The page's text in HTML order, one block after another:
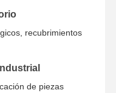
recubrimientos
de piezas